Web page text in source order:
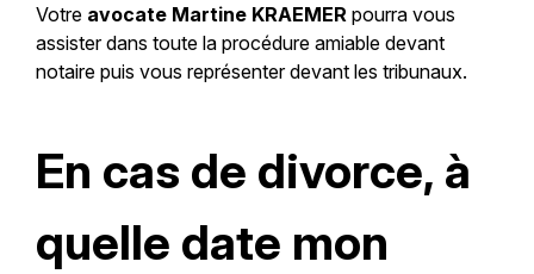
Votre avocate Martine KRAEMER pourra vous
assister dans toute la procédure amiable devant
notaire puis vous représenter devant les tribunaux.
En cas de divorce, à
quelle date mon